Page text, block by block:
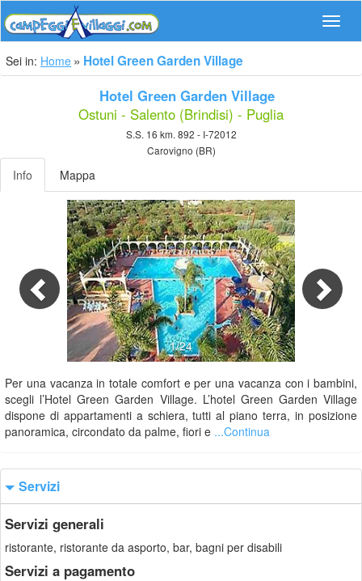
Sei in: Home Hotel Green Garden Village
Hotel Green Garden Village
Ostuni - Salento (Brindisi) - Puglia
S.S. 16 km. 892 - I-72012
Carovigno (BR)
Info Mappa
1/24
Previous
Per una vacanza in totale comfort e per una vacanza con i bambini,
scegli l’Hotel Green Garden Village. L’hotel Green Garden Village
dispone di appartamenti a schiera, tutti al piano terra, in posizione
panoramica, circondato da palme, fiori e ...Continua
Servizi
Servizi generali
ristorante, ristorante da asporto, bar, bagni per disabili
Servizi a pagamento